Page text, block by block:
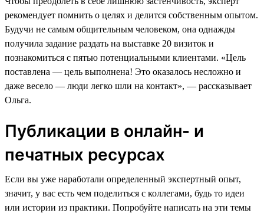
рекомендует помнить о целях и делится собственным опытом.
Будучи не самым общительным человеком, она однажды
получила задание раздать на выставке 20 визиток и
познакомиться с пятью потенциальными клиентами. «Цель
поставлена — цель выполнена! Это оказалось несложно и
даже весело — люди легко шли на контакт», — рассказывает
Ольга.
Публикации в онлайн- и
печатных ресурсах
Если вы уже наработали определенный экспертный опыт,
значит, у вас есть чем поделиться с коллегами, будь то идеи
или истории из практики. Попробуйте написать на эти темы